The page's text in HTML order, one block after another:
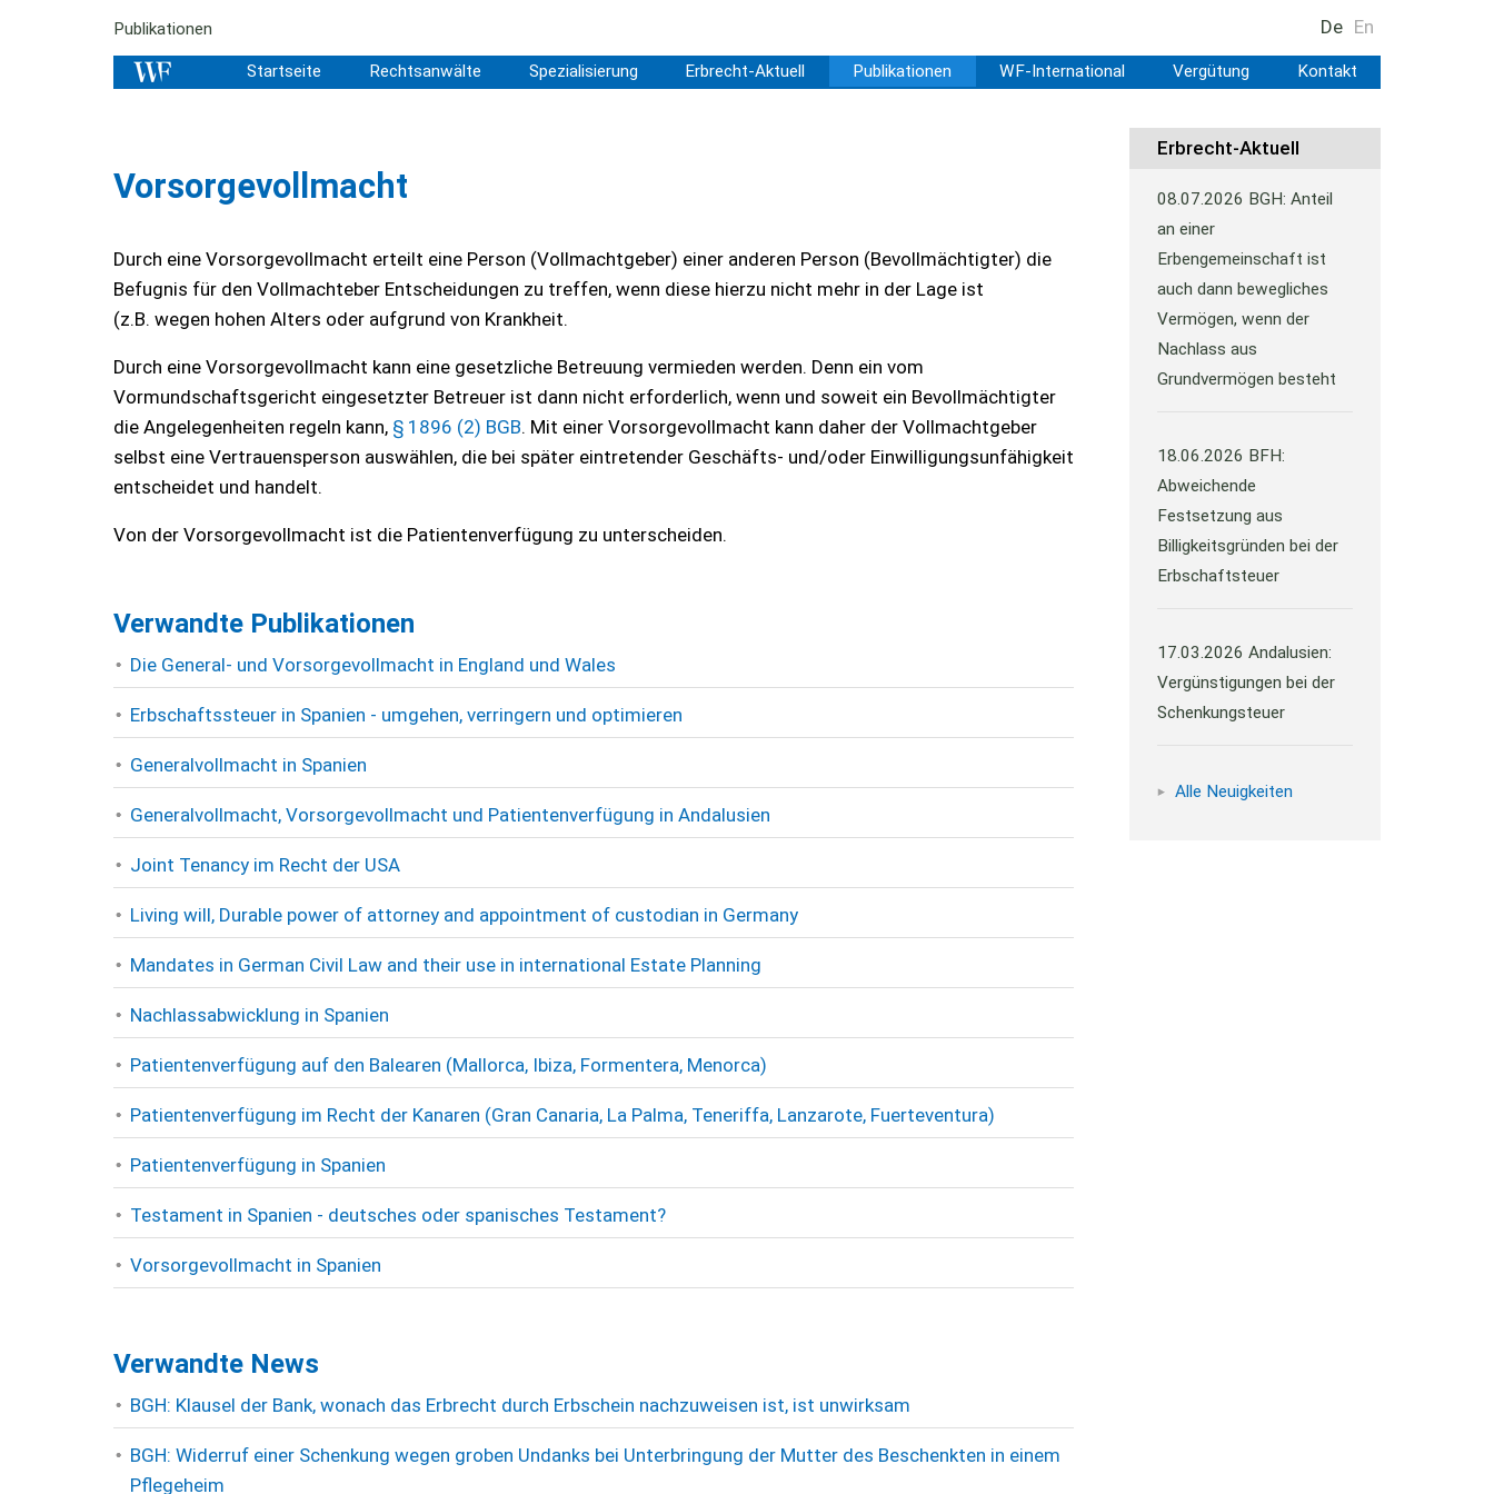
Publikationen De En
Startseite Rechtsanwälte Spezialisierung Erbrecht-Aktuell Publikationen WF-International Vergütung Kontakt
Vorsorgevollmacht
Durch eine Vorsorgevollmacht erteilt eine Person (Vollmachtgeber) einer anderen Person (Bevollmächtigter) die
Befugnis für den Vollmachteber Entscheidungen zu treffen, wenn diese hierzu nicht mehr in der Lage ist
(z.B. wegen hohen Alters oder aufgrund von Krankheit.
Durch eine Vorsorgevollmacht kann eine gesetzliche Betreuung vermieden werden. Denn ein vom
Vormundschaftsgericht eingesetzter Betreuer ist dann nicht erforderlich, wenn und soweit ein Bevollmächtigter
die Angelegenheiten regeln kann, § 1896 (2) BGB. Mit einer Vorsorgevollmacht kann daher der Vollmachtgeber
selbst eine Vertrauensperson auswählen, die bei später eintretender Geschäfts- und/oder Einwilligungsunfähigkeit
entscheidet und handelt.
Von der Vorsorgevollmacht ist die Patientenverfügung zu unterscheiden.
Verwandte Publikationen
Die General- und Vorsorgevollmacht in England und Wales
Erbschaftssteuer in Spanien - umgehen, verringern und optimieren
Generalvollmacht in Spanien
Generalvollmacht, Vorsorgevollmacht und Patientenverfügung in Andalusien
Joint Tenancy im Recht der USA
Living will, Durable power of attorney and appointment of custodian in Germany
Mandates in German Civil Law and their use in international Estate Planning
Nachlassabwicklung in Spanien
Patientenverfügung auf den Balearen (Mallorca, Ibiza, Formentera, Menorca)
Patientenverfügung im Recht der Kanaren (Gran Canaria, La Palma, Teneriffa, Lanzarote, Fuerteventura)
Patientenverfügung in Spanien
Testament in Spanien - deutsches oder spanisches Testament?
Vorsorgevollmacht in Spanien
Verwandte News
BGH: Klausel der Bank, wonach das Erbrecht durch Erbschein nachzuweisen ist, ist unwirksam
BGH: Widerruf einer Schenkung wegen groben Undanks bei Unterbringung der Mutter des Beschenkten in einem
Pflegeheim
Erbrecht-Aktuell
08.07.2026 BGH: Anteil
an einer
Erbengemeinschaft ist
auch dann bewegliches
Vermögen, wenn der
Nachlass aus
Grundvermögen besteht
18.06.2026 BFH:
Abweichende
Festsetzung aus
Billigkeitsgründen bei der
Erbschaftsteuer
17.03.2026Andalusien:
Vergünstigungen bei der
Schenkungsteuer
Alle Neuigkeiten